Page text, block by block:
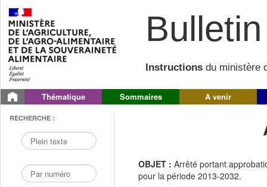
Instructions du ministère
Thématique Sommaires A venir
RECHERCHE :
OBJET : Arrêté portant
pour la période 2013-2032.